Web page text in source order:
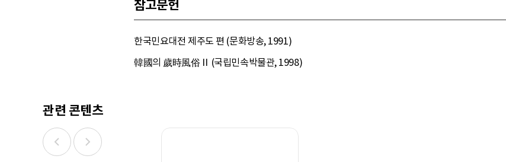
참고문헌
한국민요대전 제주도 편 (문화방송, 1991)
韓國의 歲時風俗Ⅱ (국립민속박물관, 1998)
관련 콘텐츠